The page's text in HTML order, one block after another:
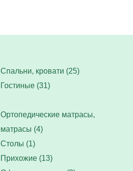
Спальни, кровати (25)
Гостиные (31)
Ортопедические матрасы,
матрасы (4)
Столы (1)
Прихожие (13)